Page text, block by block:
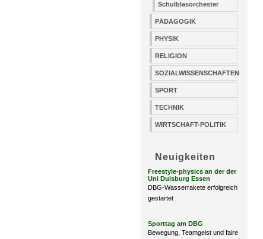
Schulblasorchester
PÄDAGOGIK
PHYSIK
RELIGION
SOZIALWISSENSCHAFTEN
SPORT
TECHNIK
WIRTSCHAFT-POLITIK
Neuigkeiten
Freestyle-physics an der der
Uni Duisburg Essen
DBG-Wasserrakete erfolgreich
gestartet
Sporttag am DBG
Bewegung, Teamgeist und faire